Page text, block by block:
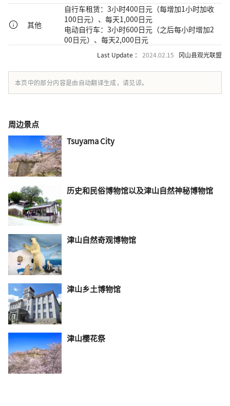
其他
自行车租赁：3小时400日元（每增加1小时加收
100日元）、每天1,000日元
电动自行车：3小时600日元（之后每小时增加2
00日元）、每天2,000日元
Last Update ： 2024.02.15 冈山县观光联盟
本页中的部分内容是由自动翻译生成，请见谅。
周边景点
Tsuyama City
历史和民俗博物馆以及津山自然神秘博物馆
津山自然奇观博物馆
津山乡土博物馆
津山樱花祭